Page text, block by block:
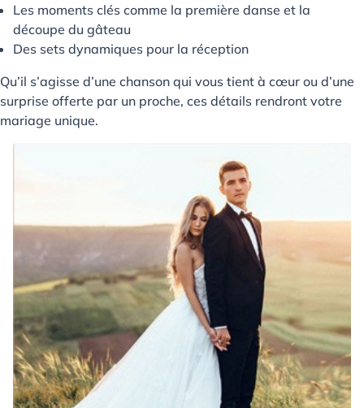
Les moments clés comme la première danse et la
découpe du gâteau
Des sets dynamiques pour la réception
Qu’il s’agisse d’une chanson qui vous tient à cœur ou d’une
surprise offerte par un proche, ces détails rendront votre
mariage unique.